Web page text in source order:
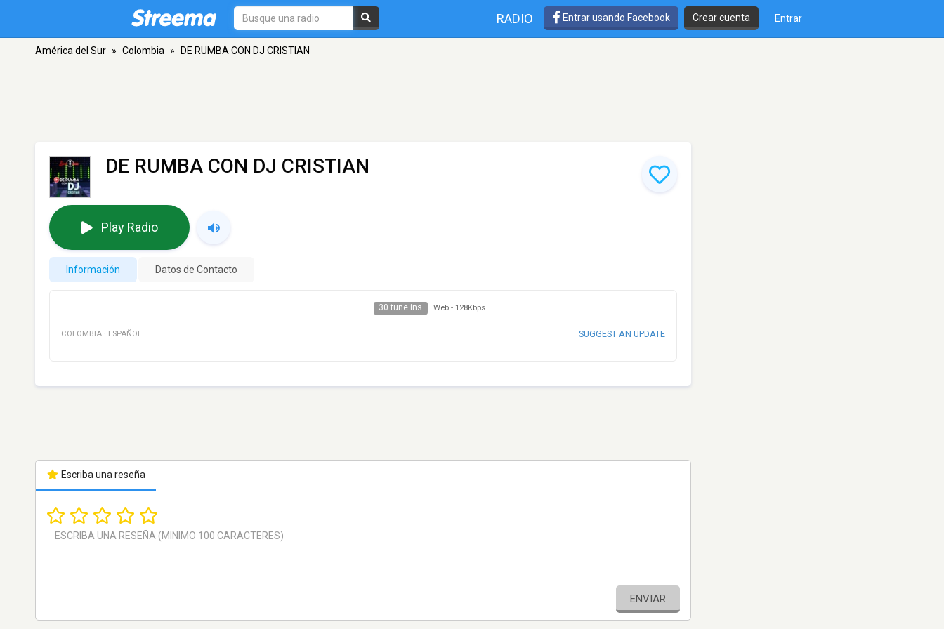
RADIO Entrar usando Facebook Crear cuenta Entrar
América del Sur » Colombia » DE RUMBA CON DJ CRISTIAN
DE RUMBA CON DJ CRISTIAN
Play Radio
Información Datos de Contacto
30 tune ins Web - 128Kbps
COLOMBIA · ESPAÑOL SUGGEST AN UPDATE
Escriba una reseña
ENVIAR